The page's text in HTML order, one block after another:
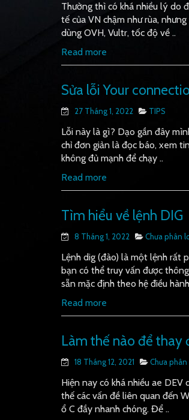
Thường thì có khá nhiều lý do
tế của VN chậm như rùa,
dùng OVH, Vultr, tốc độ về ..
Read more
Sửa lỗi Your
27 Tháng 1, 2022 TIPS
Lỗi này là gì? Dạo gần đây
chỉ đơn giản là đọc báo, xem
không đủ mạnh để chạy ..
Read more
Tìm hiểu về lệnh DIG
8 Tháng 1, 2022 Chưa phân
Lệnh dig (đào) là một lệnh rất
bạn có thể truy vấn được
sẵn mặc định theo hệ điều
Read more
Làm thế nào để thay
18 Tháng 12, 2021 Chưa phân
Hiện nay có khá nhiều ae
thế các vấn đề liên quan đến
ổ C đầy nhanh chóng. Để ..